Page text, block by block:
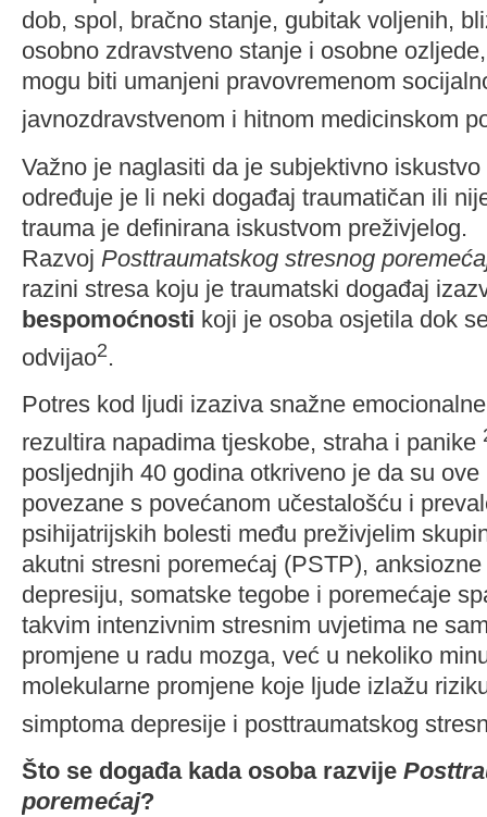
dob, spol, bračno stanje, gubitak voljenih,
osobno zdravstveno stanje i osobne
mogu biti umanjeni pravovremenom
javnozdravstvenom i hitnom medicinskom
Važno je naglasiti da je subjektivno
određuje je li neki događaj traumatičan ili
trauma je definirana iskustvom preživjelog.
Razvoj Posttraumatskog stresnog
razini stresa koju je traumatski događaj
bespomoćnosti koji je osoba osjetila dok
odvijao2.
Potres kod ljudi izaziva snažne
rezultira napadima tjeskobe, straha i panike
posljednjih 40 godina otkriveno je da su ove
povezane s povećanom učestalošću i
psihijatrijskih bolesti među preživjelim
akutni stresni poremećaj (PSTP),
depresiju, somatske tegobe i poremećaje
takvim intenzivnim stresnim uvjetima ne
promjene u radu mozga, već u nekoliko
molekularne promjene koje ljude izlažu
simptoma depresije i posttraumatskog
Što se događa kada osoba razvije
poremećaj?